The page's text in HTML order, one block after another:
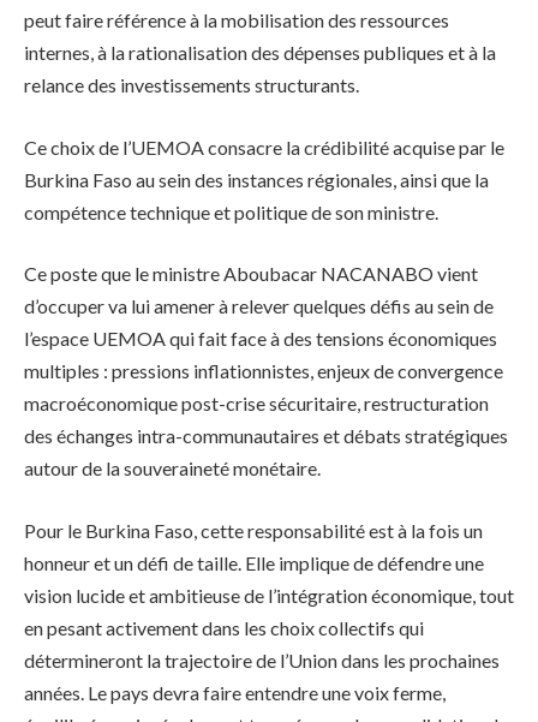
peut faire référence à la mobilisation des ressources
internes, à la rationalisation des dépenses publiques et à la
relance des investissements structurants.
Ce choix de l’UEMOA consacre la crédibilité acquise par le
Burkina Faso au sein des instances régionales, ainsi que la
compétence technique et politique de son ministre.
Ce poste que le ministre Aboubacar NACANABO vient
d’occuper va lui amener à relever quelques défis au sein de
l’espace UEMOA qui fait face à des tensions économiques
multiples : pressions inflationnistes, enjeux de convergence
macroéconomique post-crise sécuritaire, restructuration
des échanges intra-communautaires et débats stratégiques
autour de la souveraineté monétaire.
Pour le Burkina Faso, cette responsabilité est à la fois un
honneur et un défi de taille. Elle implique de défendre une
vision lucide et ambitieuse de l’intégration économique, tout
en pesant activement dans les choix collectifs qui
détermineront la trajectoire de l’Union dans les prochaines
années. Le pays devra faire entendre une voix ferme,